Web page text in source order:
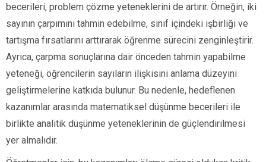
becerileri, problem çözme yeteneklerini de artırır. Örneğin, iki
sayının çarpımını tahmin edebilme, sınıf içindeki işbirliği ve
tartışma fırsatlarını arttırarak öğrenme sürecini zenginleştirir.
Ayrıca, çarpma sonuçlarına dair önceden tahmin yapabilme
yeteneği, öğrencilerin sayıların ilişkisini anlama düzeyini
geliştirmelerine katkıda bulunur. Bu nedenle, hedeflenen
kazanımlar arasında matematiksel düşünme becerileri ile
birlikte analitik düşünme yeteneklerinin de güçlendirilmesi
yer almalıdır.